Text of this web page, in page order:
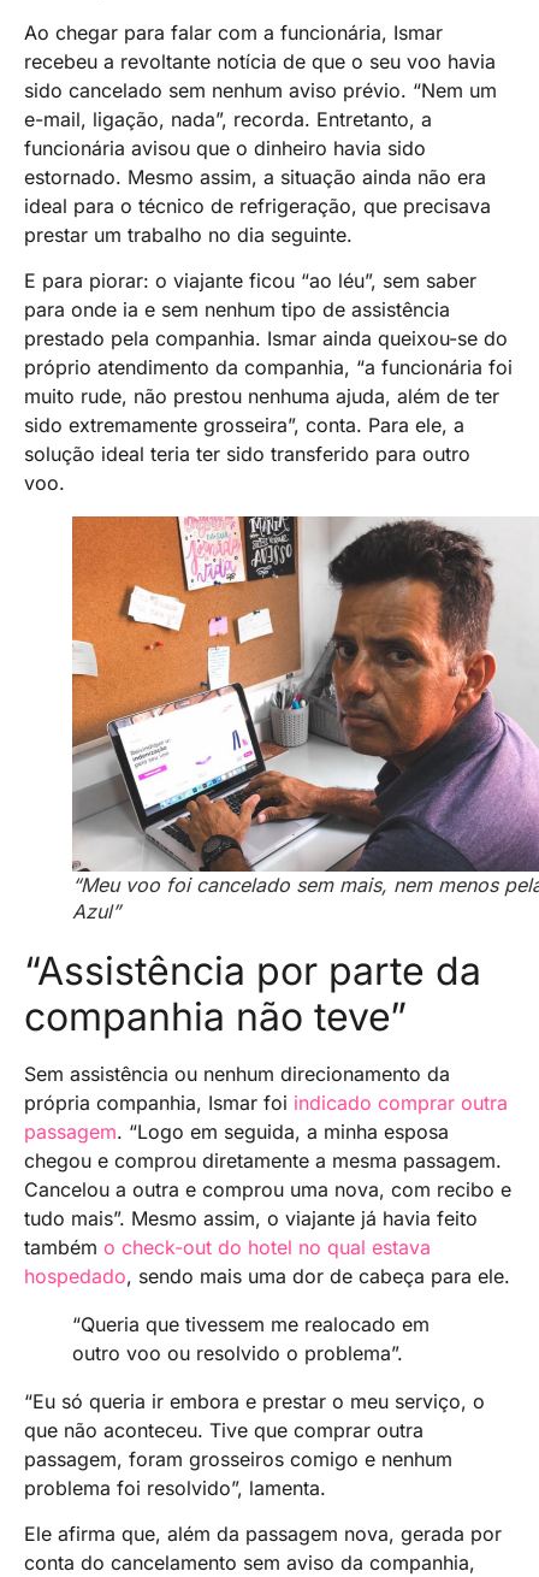
Ao chegar para falar com a funcionária, Ismar
recebeu a revoltante notícia de que o seu voo havia
sido cancelado sem nenhum aviso prévio. “Nem um
e-mail, ligação, nada”, recorda. Entretanto, a
funcionária avisou que o dinheiro havia sido
estornado. Mesmo assim, a situação ainda não era
ideal para o técnico de refrigeração, que precisava
prestar um trabalho no dia seguinte.
E para piorar: o viajante ficou “ao léu”, sem saber
para onde ia e sem nenhum tipo de assistência
prestado pela companhia. Ismar ainda queixou-se do
próprio atendimento da companhia, “a funcionária foi
muito rude, não prestou nenhuma ajuda, além de ter
sido extremamente grosseira”, conta. Para ele, a
solução ideal teria ter sido transferido para outro
voo.
“Meu voo foi cancelado sem mais, nem menos
Azul”
“Assistência por parte da
companhia não teve”
Sem assistência ou nenhum direcionamento da
própria companhia, Ismar foi indicado comprar outra
passagem. “Logo em seguida, a minha esposa
chegou e comprou diretamente a mesma passagem.
Cancelou a outra e comprou uma nova, com recibo e
tudo mais”. Mesmo assim, o viajante já havia feito
também o check-out do hotel no qual estava
hospedado, sendo mais uma dor de cabeça para ele.
“Queria que tivessem me realocado em
outro voo ou resolvido o problema”.
“Eu só queria ir embora e prestar o meu serviço, o
que não aconteceu. Tive que comprar outra
passagem, foram grosseiros comigo e nenhum
problema foi resolvido”, lamenta.
Ele afirma que, além da passagem nova, gerada por
conta do cancelamento sem aviso da companhia,